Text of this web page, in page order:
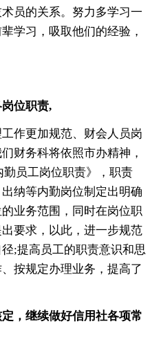
员的关系。努力多学习一
学习，吸取他们的经验，
位职责,
更加规范、财会人员岗
财务科将依照市办精神，
员工岗位职责》，职责
纳等内勤岗位制定出明确
业务范围，同时在岗位职
要求，以此，进一步规范
;提高员工的职责意识和思
按规定办理业务，提高了
继续做好信用社各项常